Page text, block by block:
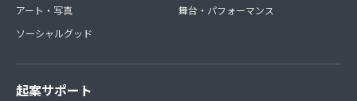
アート・写真
ソーシャルグッド
舞台・パフォーマンス
起案サポート